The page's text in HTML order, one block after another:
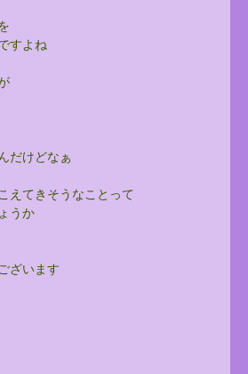
すよね
だけどなぁ
えてきそうなことって
うか
ざいます